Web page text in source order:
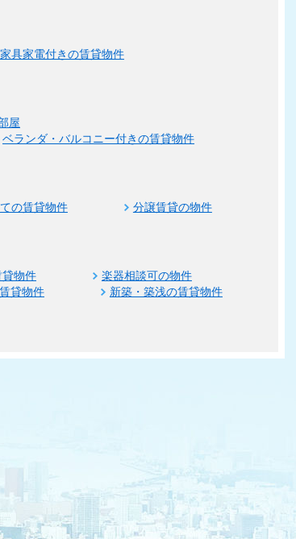
家具家電付きの賃貸物件
屋
ベランダ・バルコニー付きの賃貸物件
の賃貸物件
分譲賃貸の物件
貸物件
楽器相談可の物件
貸物件
新築・築浅の賃貸物件